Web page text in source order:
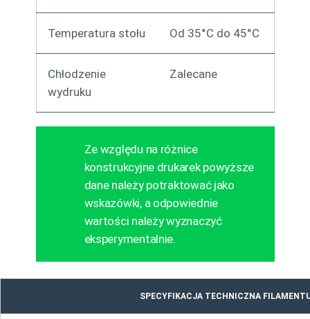
Temperatura stołu Od 35°C do 45°C
Chłodzenie
wydruku
Zalecane
Ze względu na różnice
konstrukcyjne drukarek powyższe
dane należy potraktować jako
wskazówki, a odpowiednie
wartości należy wyznaczyć
eksperymentalnie.
SPECYFIKACJA TECHNICZNA